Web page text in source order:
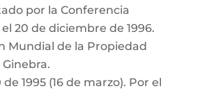
por la Conferencia
20 de diciembre de 1996.
Mundial de la Propiedad
1995 (16 de marzo). Por el